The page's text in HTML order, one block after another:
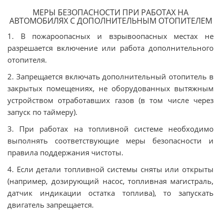
МЕРЫ БЕЗОПАСНОСТИ ПРИ РАБОТАХ НА
АВТОМОБИЛЯХ С ДОПОЛНИТЕЛЬНЫМ ОТОПИТЕЛЕМ
1. В пожароопасных и взрывоопасных местах не
разрешается включение или работа дополнительного
отопителя.
2. Запрещается включать дополнительный отопитель в
закрытых помещениях, не оборудованных вытяжным
устройством отработавших газов (в том числе через
запуск по таймеру).
3. При работах на топливной системе необходимо
выполнять соответствующие меры безопасности и
правила поддержания чистоты.
4. Если детали топливной системы сняты или открыты
(например, дозирующий насос, топливная магистраль,
датчик индикации остатка топлива), то запускать
двигатель запрещается.